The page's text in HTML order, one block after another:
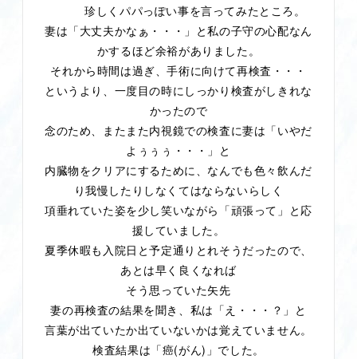
珍しくパパっぽい事を言ってみたところ。
妻は「大丈夫かなぁ・・・」と私の子守の心配なん
かするほど余裕がありました。
それから時間は過ぎ、手術に向けて再検査・・・
というより、一度目の時にしっかり検査がしきれな
かったので
念のため、またまた内視鏡での検査に妻は「いやだ
よぅぅぅ・・・」と
内臓物をクリアにするために、なんでも色々飲んだ
り我慢したりしなくてはならないらしく
項垂れていた姿を少し笑いながら「頑張って」と応
援していました。
夏季休暇も入院日と予定通りとれそうだったので、
あとは早く良くなれば
そう思っていた矢先
妻の再検査の結果を聞き、私は「え・・・？」と
言葉が出ていたか出ていないかは覚えていません。
検査結果は「癌(がん) 」でした。